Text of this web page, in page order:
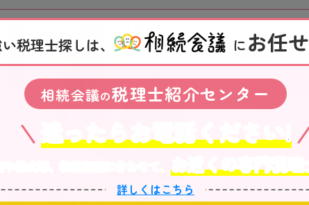
【江坂駅徒歩1
実現します！
OAG税理
大阪府
全国対応
税理士探しは、 にお任せ
相続会議の税理士紹介センター
迷ったらお電話ください!
お近くの専門税理
詳しくはこちら